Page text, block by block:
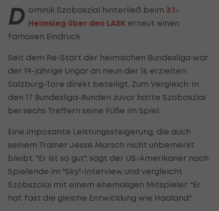
D ominik Szoboszlai hinterließ beim 3:1-
Heimsieg über den LASK erneut einen
famosen Eindruck.
Seit dem Re-Start der heimischen Bundesliga war
der 19-jährige Ungar an neun der 16 erzielten
Salzburg-Tore direkt beteiligt. Zum Vergleich: In
den 17 Bundesliga-Runden zuvor hatte Szoboszlai
bei sechs Treffern seine Füße im Spiel.
Eine imposante Leistungssteigerung, die auch
seinem Trainer Jesse Marsch nicht unbemerkt
bleibt. "Er ist so gut", sagt der US-Amerikaner nach
Spielende im "Sky"-Interview und vergleicht
Szobszolai mit einem ehemaligen Mitspieler: "Er
hat fast die gleiche Entwicklung wie Haaland."